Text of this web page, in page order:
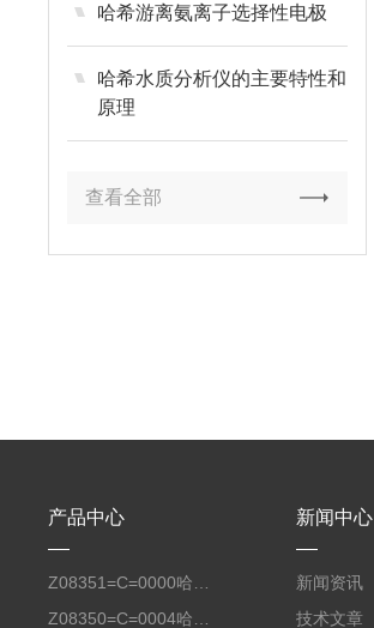
哈希游离氨离子选择性电极
哈希水质分析仪的主要特性和
原理
查看全部
产品中心 新闻中心
新闻资讯
技术文章